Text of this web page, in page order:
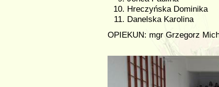
Hreczyńska Dominika
Danelska Karolina
OPIEKUN: mgr Grzegorz